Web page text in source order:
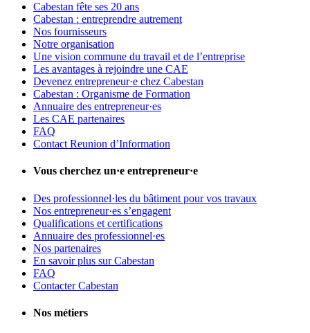
Cabestan fête ses 20 ans
Cabestan : entreprendre autrement
Nos fournisseurs
Notre organisation
Une vision commune du travail et de l’entreprise
Les avantages à rejoindre une CAE
Devenez entrepreneur·e chez Cabestan
Cabestan : Organisme de Formation
Annuaire des entrepreneur·es
Les CAE partenaires
FAQ
Contact Reunion d’Information
Vous cherchez un·e entrepreneur·e
Des professionnel·les du bâtiment pour vos travaux
Nos entrepreneur·es s’engagent
Qualifications et certifications
Annuaire des professionnel·es
Nos partenaires
En savoir plus sur Cabestan
FAQ
Contacter Cabestan
Nos métiers